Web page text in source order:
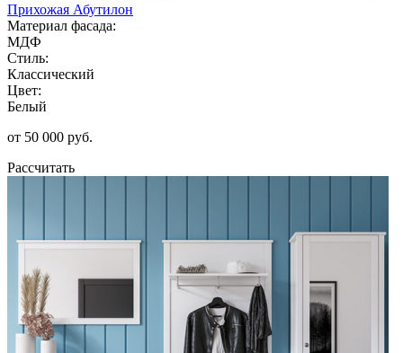
Прихожая Абутилон
Материал фасада:
МДФ
Стиль:
Классический
Цвет:
Белый
от 50 000 руб.
Рассчитать